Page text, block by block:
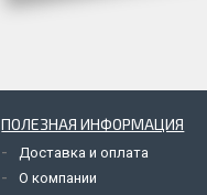
ПОЛЕЗНАЯ ИНФОРМАЦИЯ
Доставка и оплата
О компании